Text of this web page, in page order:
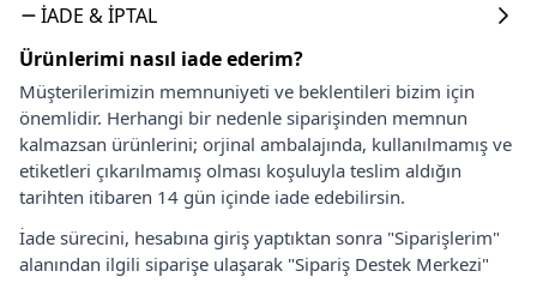
İADE & İPTAL
Ürünlerimi nasıl iade ederim?
Müşterilerimizin memnuniyeti ve beklentileri bizim için
önemlidir. Herhangi bir nedenle siparişinden memnun
kalmazsan ürünlerini; orjinal ambalajında, kullanılmamış ve
etiketleri çıkarılmamış olması koşuluyla teslim aldığın
tarihten itibaren 14 gün içinde iade edebilirsin.
İade sürecini, hesabına giriş yaptıktan sonra "Siparişlerim"
alanından ilgili siparişe ulaşarak "Sipariş Destek Merkezi"